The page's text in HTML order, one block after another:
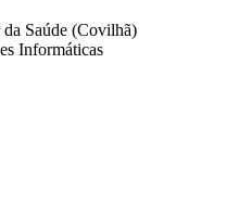
Saúde (Covilhã)
Informáticas